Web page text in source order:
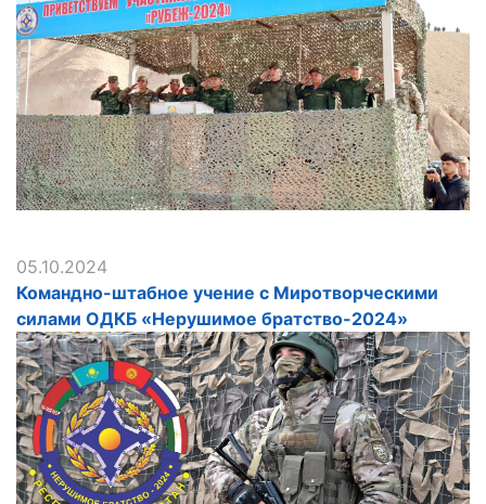
05.10.2024
Командно-штабное учение с Миротворческими
силами ОДКБ «Нерушимое братство-2024»